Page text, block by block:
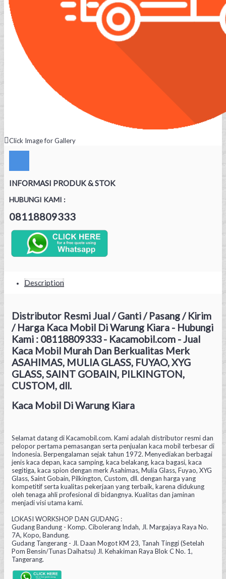
Click Image for Gallery
INFORMASI PRODUK & STOK
HUBUNGI KAMI :
08118809333
Description
Distributor Resmi Jual / Ganti / Pasang / Kirim
/ Harga Kaca Mobil Di Warung Kiara - Hubungi
Kami : 08118809333 - Kacamobil.com - Jual
Kaca Mobil Murah Dan Berkualitas Merk
ASAHIMAS, MULIA GLASS, FUYAO, XYG
GLASS, SAINT GOBAIN, PILKINGTON,
CUSTOM, dll.
Kaca Mobil Di Warung Kiara
Selamat datang di Kacamobil.com. Kami adalah distributor resmi dan
pelopor pertama pemasangan serta penjualan kaca mobil terbesar di
Indonesia. Berpengalaman sejak tahun 1972. Menyediakan berbagai
jenis kaca depan, kaca samping, kaca belakang, kaca bagasi, kaca
segitiga, kaca spion dengan merk Asahimas, Mulia Glass, Fuyao, XYG
Glass, Saint Gobain, Pilkington, Custom, dll. dengan harga yang
kompetitif serta kualitas pekerjaan yang terbaik, karena didukung
oleh tenaga ahli profesional di bidangnya. Kualitas dan jaminan
menjadi visi utama kami.
LOKASI WORKSHOP DAN GUDANG :
Gudang Bandung - Komp. Cibolerang Indah, Jl. Margajaya Raya No.
7A, Kopo, Bandung.
Gudang Tangerang - Jl. Daan Mogot KM 23, Tanah Tinggi (Setelah
Pom Bensin/Tunas Daihatsu) Jl. Kehakiman Raya Blok C No. 1,
Tangerang.